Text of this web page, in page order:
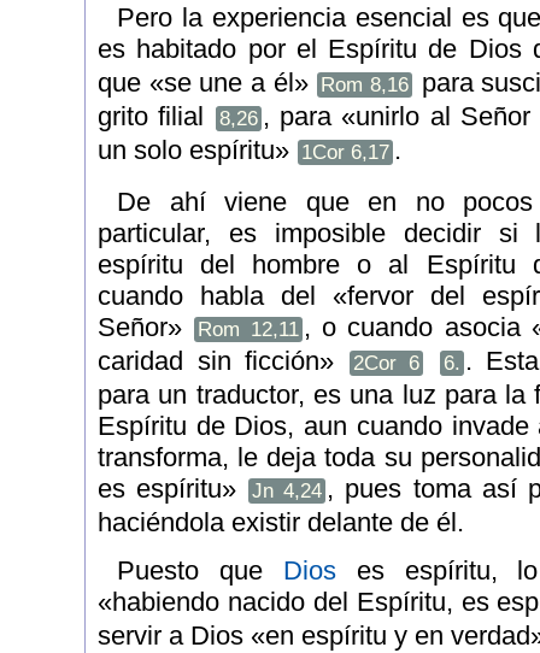
Pero la experiencia esencial es
es habitado por el Espíritu de Dios
que «se une a él» Rom 8,16
para
grito filial
8,26 , para «unirlo al
un solo espíritu» 1Cor 6,17 .
De ahí viene que en no
particular, es imposible decidir si
espíritu del hombre o al Espíritu
cuando habla del «fervor del
Señor»
Rom 12,11 , o cuando asocia
caridad sin ficción»
2Cor 6 6. .
para un traductor, es una luz para la
Espíritu de Dios, aun cuando
transforma, le deja toda su
es espíritu»
Jn 4,24 , pues toma así
haciéndola existir delante de él.
Puesto que Dioses espíritu,
«habiendo nacido del Espíritu, es
servir a Dios «en espíritu y en